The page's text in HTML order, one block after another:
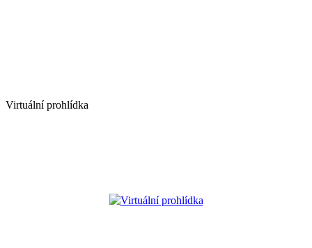
Virtuální prohlídka
Virtuální prohlídka